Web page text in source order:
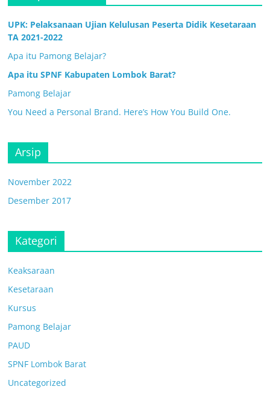
UPK: Pelaksanaan Ujian Kelulusan Peserta Didik Kesetaraan
TA 2021-2022
Apa itu Pamong Belajar?
Apa itu SPNF Kabupaten Lombok Barat?
Pamong Belajar
You Need a Personal Brand. Here’s How You Build One.
Arsip
November 2022
Desember 2017
Kategori
Keaksaraan
Kesetaraan
Kursus
Pamong Belajar
PAUD
SPNF Lombok Barat
Uncategorized